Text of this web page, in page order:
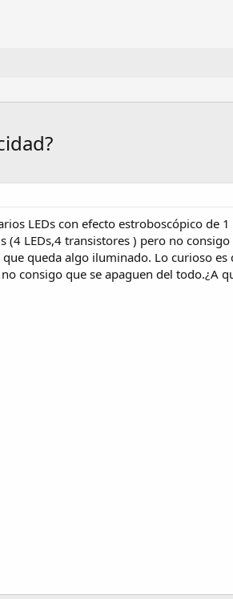
LEDs con efecto estroboscópico de
(4 LEDs,4 transistores ) pero no
queda algo iluminado. Lo curioso
consigo que se apaguen del todo.¿A